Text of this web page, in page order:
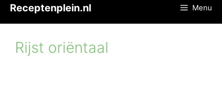
inhoud
Receptenplein.nl Menu
Rijst oriëntaal